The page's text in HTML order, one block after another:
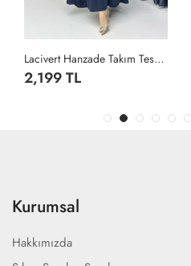
Lacivert Hanzade Takım Tesettür Giyim Lacivert
2,199 TL
Kurumsal
Hakkımızda